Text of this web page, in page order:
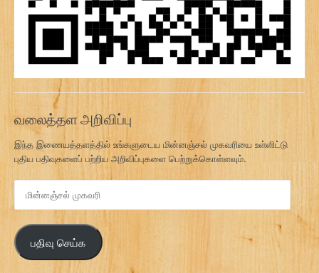
வலைத்தள அறிவிப்பு
இந்த இணையத்தளத்தில் உங்களுடைய மின்னஞ்சல் முகவரியை உள்ளிட்டு
புதிய பதிவுகளைப் பற்றிய அறிவிப்புகளை பெற்றுக்கொள்ளவும்.
ன
ஞ்
ச
ல்
பதிவு செய்க